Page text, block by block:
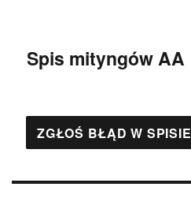
Spis mityngów AA
ZGŁOŚ BŁĄD W SPISIE